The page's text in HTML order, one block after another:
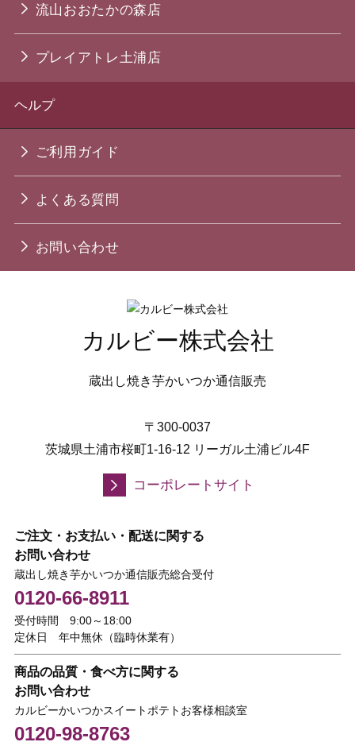
流山おおたかの森店
プレイアトレ土浦店
ヘルプ
ご利用ガイド
よくある質問
お問い合わせ
カルビー株式会社
蔵出し焼き芋かいつか通信販売
〒300-0037
茨城県土浦市桜町1-16-12 リーガル土浦ビル4F
コーポレートサイト
ご注文・お支払い・配送に関する
お問い合わせ
蔵出し焼き芋かいつか通信販売総合受付
0120-66-8911
受付時間 9:00～18:00
定休日 年中無休（臨時休業有）
商品の品質・食べ方に関する
お問い合わせ
カルビーかいつかスイートポテトお客様相談室
0120-98-8763